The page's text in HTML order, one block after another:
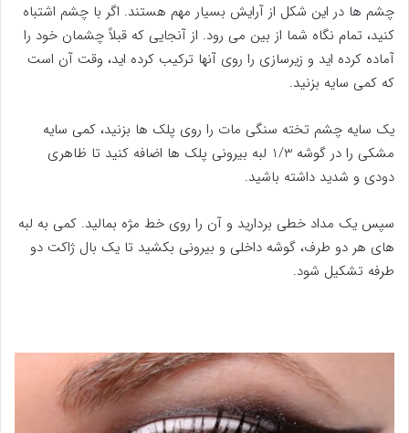
چشم ها در این شکل از آرایش بسیار مهم هستند. اگر با چشم اشتباه
کنید، تمام نگاه شما از بین می رود. از آنجایی که قبلاً چشمان خود را
آماده کرده اید و زیرسازی را روی آنها ترکیب کرده اید، وقت آن است
که کمی سایه بزنید.
یک سایه چشم تخته سنگی مات را روی پلک ها بزنید، کمی سایه
مشکی را در گوشه 1/3 لبه بیرونی پلک ها اضافه کنید تا ظاهری
دودی و شدید داشته باشید.
سپس یک مداد خطی بردارید و آن را روی خط مژه بمالید. کمی به لبه
های هر دو طرف، گوشه داخلی و بیرونی بکشید تا یک بال ژاکت دو
طرفه تشکیل شود.